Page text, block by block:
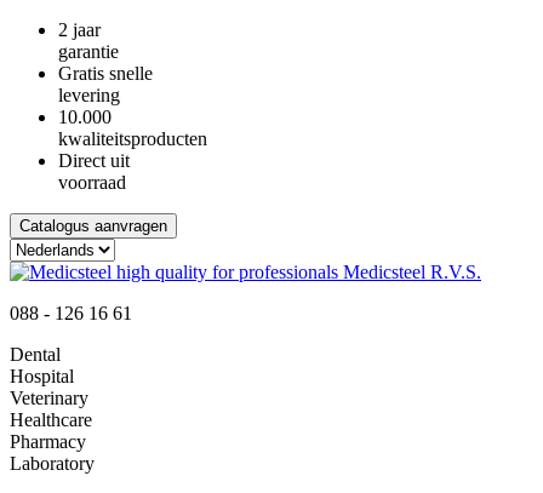
2 jaar
garantie
Gratis snelle
levering
10.000
kwaliteitsproducten
Direct uit
voorraad
Catalogus aanvragen
088 - 126 16 61
Dental
Hospital
Veterinary
Healthcare
Pharmacy
Laboratory